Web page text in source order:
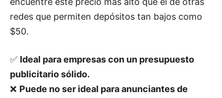
redes que permiten depósitos tan bajos como
$50.
✅ Ideal para empresas con un presupuesto
publicitario sólido.
❌ Puede no ser ideal para anunciantes de